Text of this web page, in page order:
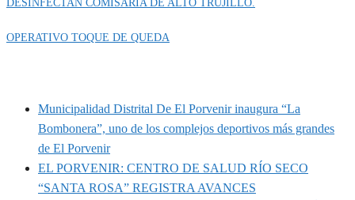
DESINFECTAN COMISARÍA DE ALTO TRUJILLO.
OPERATIVO TOQUE DE QUEDA
Municipalidad Distrital De El Porvenir inaugura “La
Bombonera”, uno de los complejos deportivos más grandes
de El Porvenir
EL PORVENIR: CENTRO DE SALUD RÍO SECO
“SANTA ROSA” REGISTRA AVANCES